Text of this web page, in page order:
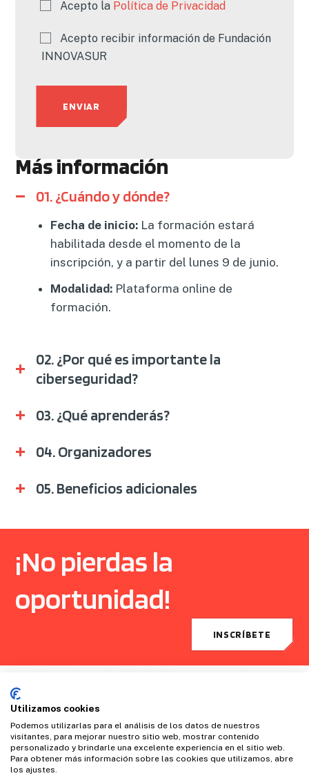
Acepto la Política de Privacidad
Acepto recibir información de Fundación
INNOVASUR
Más información
01. ¿Cuándo y dónde?
Fecha de inicio: La formación estará
habilitada desde el momento de la
inscripción, y a partir del lunes 9 de junio.
Modalidad: Plataforma online de
formación.
02. ¿Por qué es importante la
ciberseguridad?
03. ¿Qué aprenderás?
04. Organizadores
05. Beneficios adicionales
¡No pierdas la
oportunidad!
INSCRÍBETE
Utilizamos cookies
Podemos utilizarlas para el análisis de los datos de nuestros
visitantes, para mejorar nuestro sitio web, mostrar contenido
personalizado y brindarle una excelente experiencia en el sitio web.
Para obtener más información sobre las cookies que utilizamos, abre
los ajustes.